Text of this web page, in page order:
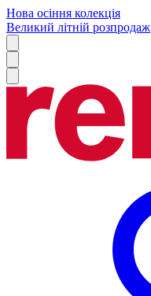
Нова осіння колекція
Великий літній розпродаж